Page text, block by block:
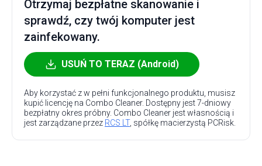
Otrzymaj bezpłatne skanowanie i
sprawdź, czy twój komputer jest
zainfekowany.
USUŃ TO TERAZ (Android)
Aby korzystać z w pełni funkcjonalnego produktu, musisz
kupić licencję na Combo Cleaner. Dostępny jest 7-dniowy
bezpłatny okres próbny. Combo Cleaner jest własnością i
jest zarządzane przez RCS LT, spółkę macierzystą PCRisk.